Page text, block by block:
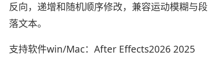
反向，递增和随机顺序修改，兼容运动模糊与段
落文本。
支持软件win/Mac：After Effects2026 2025